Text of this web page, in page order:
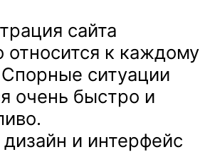
сайта
относится к каждому
Спорные ситуации
очень быстро и
и интерфейс